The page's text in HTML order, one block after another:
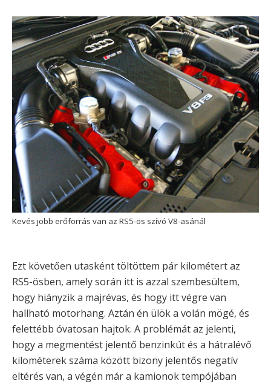
Kevés jobb erőforrás van az RS5-ös szívó V8-asánál
Ezt követően utasként töltöttem pár kilométert az
RS5-ösben, amely során itt is azzal szembesültem,
hogy hiányzik a majrévas, és hogy itt végre van
hallható motorhang. Aztán én ülök a volán mögé, és
felettébb óvatosan hajtok. A problémát az jelenti,
hogy a megmentést jelentő benzinkút és a hátralévő
kilométerek száma között bizony jelentős negatív
eltérés van, a végén már a kamionok tempójában